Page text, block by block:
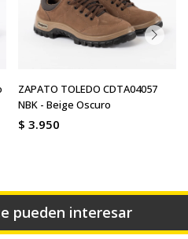
ZAPATO TOLEDO CDTA04057
NBK - Beige Oscuro
$ 3.950
pueden interesar